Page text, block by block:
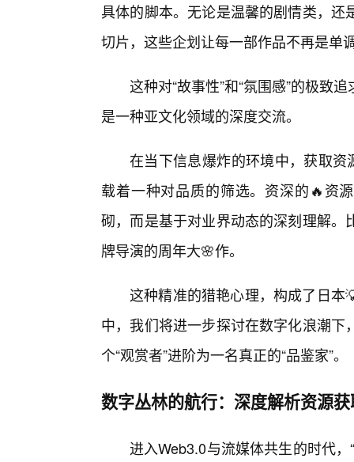
具体的脚本。无论是温馨的剧情类，
切片，这些企划让每一部作品不再是单
这种对“故事性”和“氛围感”的极致
是一种亚文化领域的深度交流。
在当下信息爆炸的环境中，获取资
载着一种对品质的筛选。资深的🔥资
砌，而是基于对业界动态的深刻理解
牌导演的周年大🌸作。
这种精准的猎艳心理，构成了日本
中，我们将进一步探讨在数字化浪潮
个“观赏者”进阶为一名真正的“品鉴家”。
数字丛林的航行：深度解析资源
进入Web3.0与流媒体共生的时代